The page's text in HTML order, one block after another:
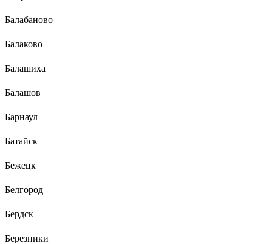
Балабаново
Балаково
Балашиха
Балашов
Барнаул
Батайск
Бежецк
Белгород
Бердск
Березники